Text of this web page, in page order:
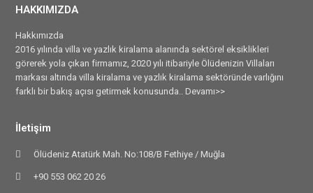
HAKKIMIZDA
Hakkımızda
2016 yılında villa ve yazlık kiralama alanında sektörel eksiklikleri
görerek yola çıkan firmamız, 2020 yılı itibariyle Ölüdenizin Villaları
markası altında villa kiralama ve yazlık kiralama sektöründe varlığını
farklı bir bakış açısı getirmek konusunda.. Devamı>>
İletişim
Ölüdeniz Atatürk Mah. No:108/B Fethiye / Muğla
+90 553 062 20 26